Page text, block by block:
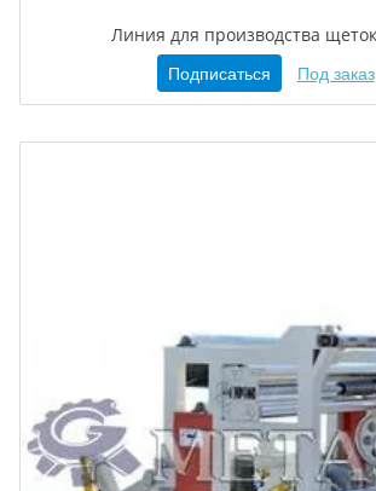
Линия для производства
Подписаться Под заказ